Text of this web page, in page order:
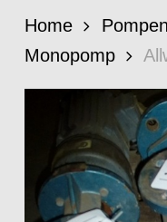
Home Pompen
Monopomp